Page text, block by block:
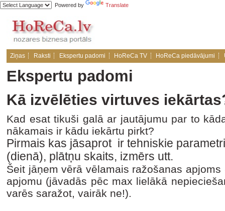
Powered by Translate
Ziņas Raksti Ekspertu padomi HoReCa TV HoReCa piedāvājumi
Ekspertu padomi
Kā izvēlēties virtuves
Kad esat tikuši galā ar jautājumu par to
nākamais ir kādu iekārtu pirkt?
Pirmais kas jāsaprot ir tehniskie
(dienā), plātņu skaits, izmērs utt.
Šeit jāņem vērā vēlamais ražošanas
apjomu (jāvadās pēc max lielākā
varēs saražot, vairāk ne!).